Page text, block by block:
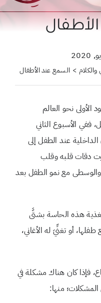
السمع عند الأطفال
نحو العالم
ففي الأسبوع الثاني
عند الطفل إلى
دقات قلبه وقلب
والوسطى مع نمو الطفل بعد
هذه الحاسة بشتَّى
أو تغنِّيَ له الأغاني،
فإذا كان هناك مشكلة في
منها: